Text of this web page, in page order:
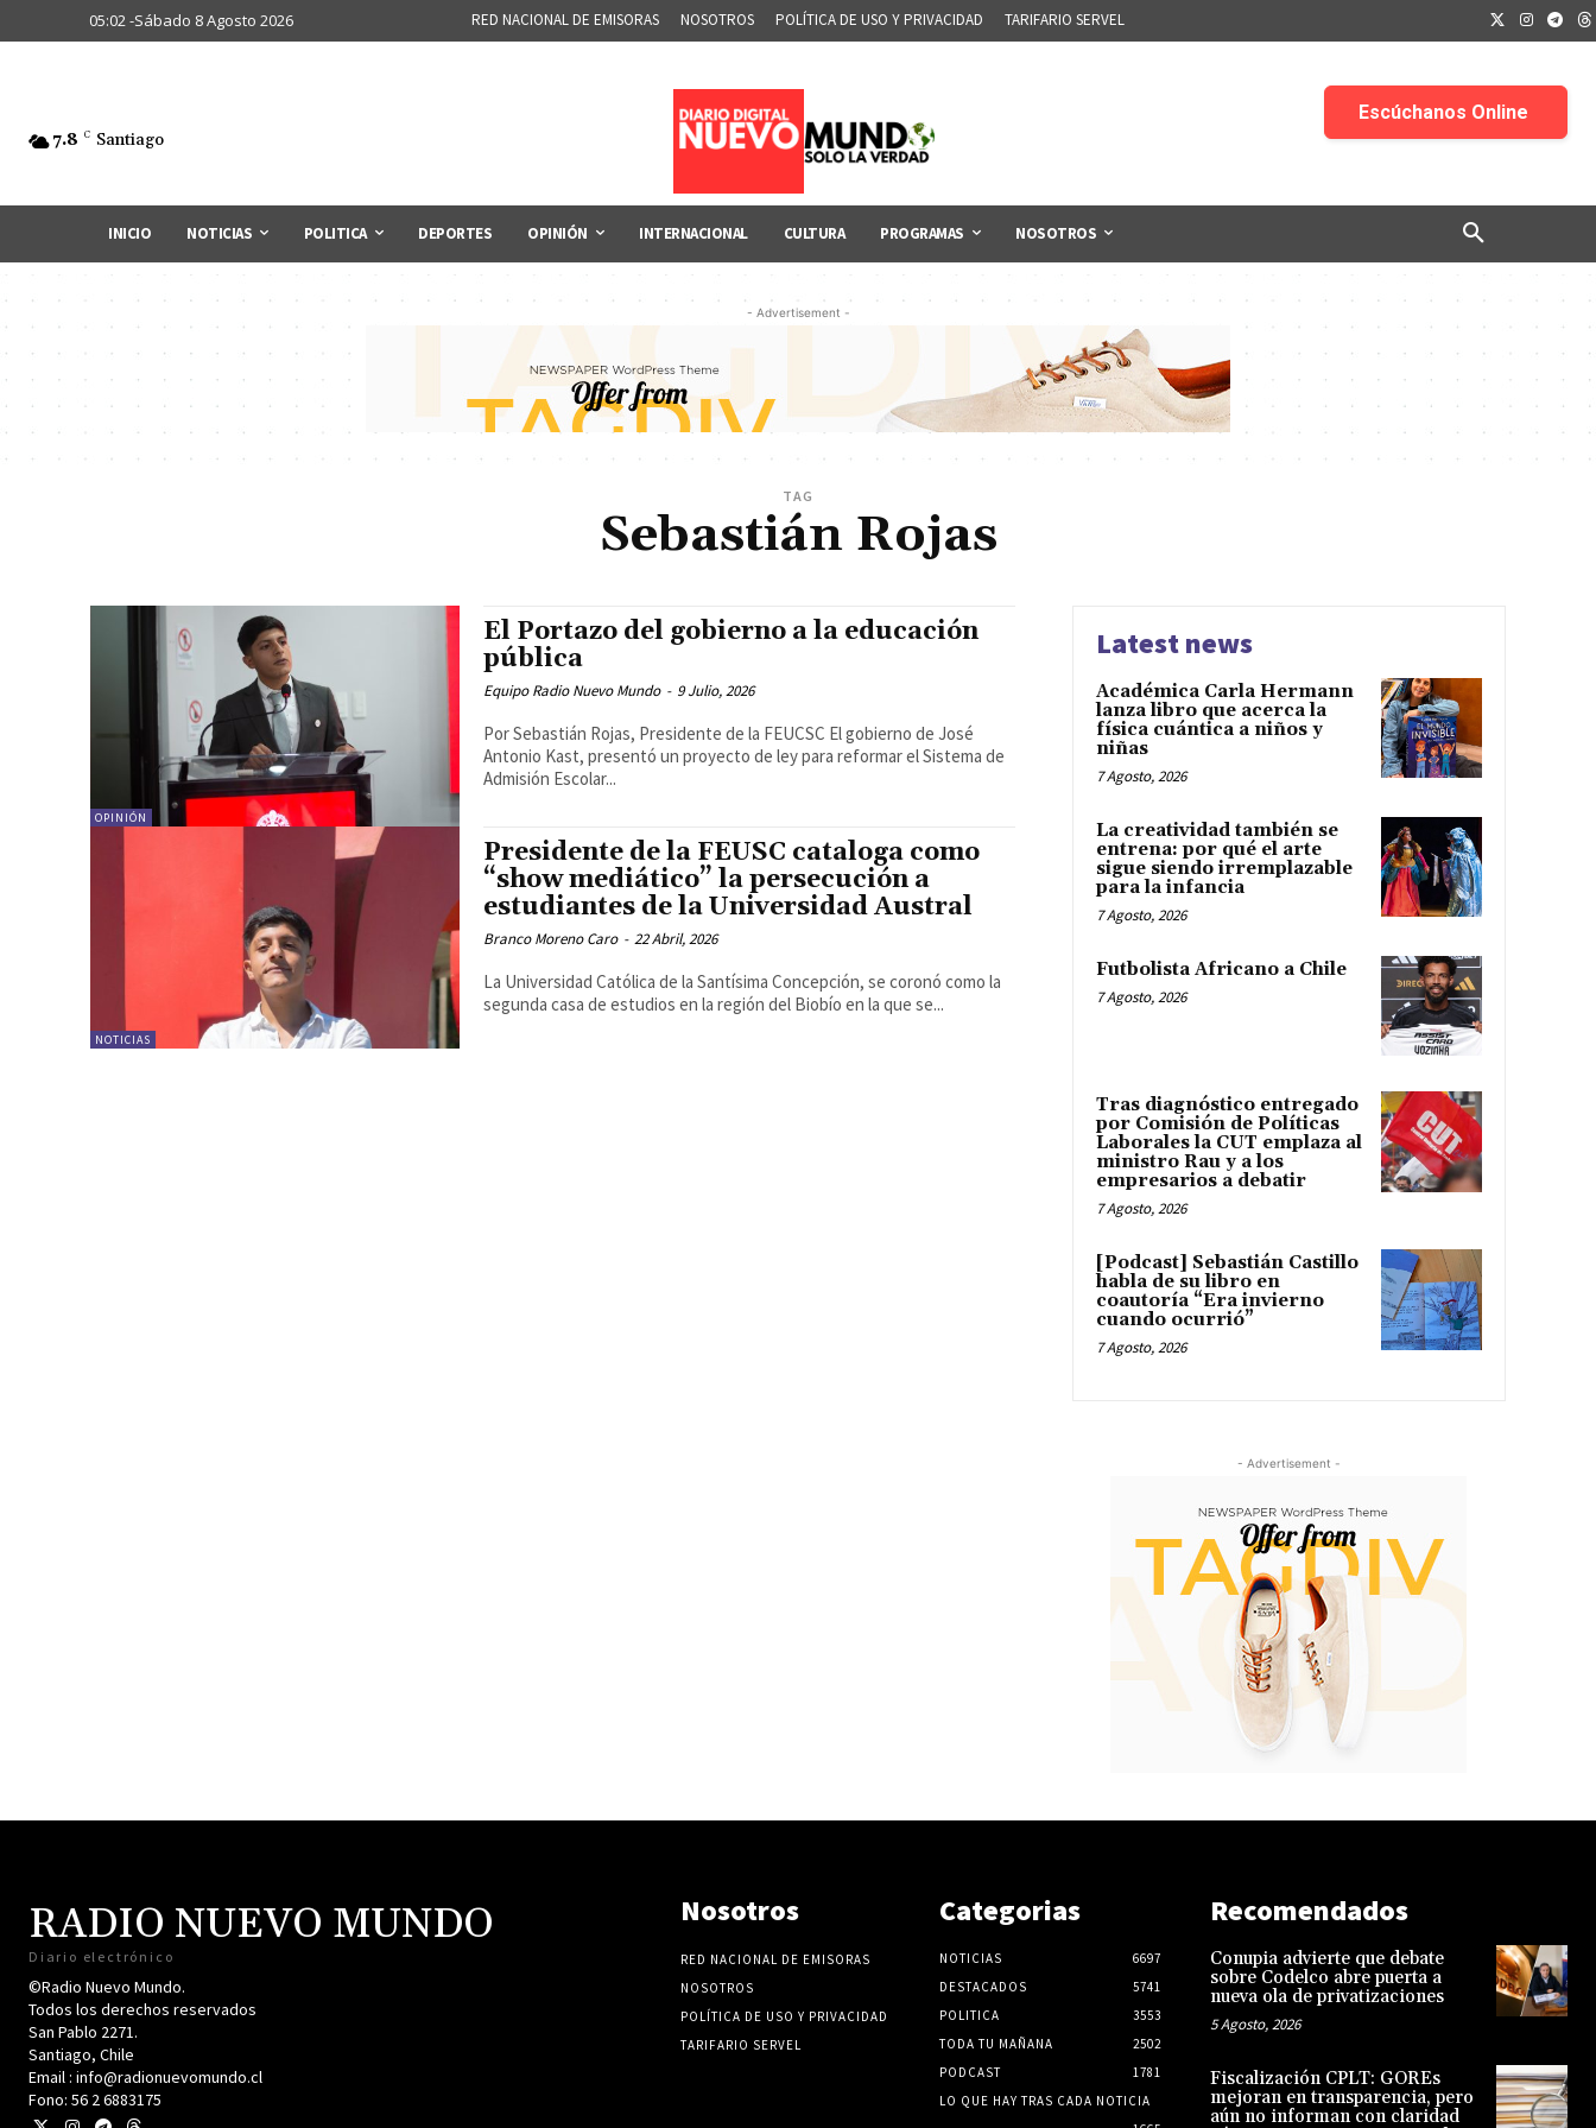
05:02 -Sábado 8 Agosto 2026 RED NACIONAL DE EMISORAS NOSOTROS POLÍTICA DE USO Y PRIVACIDAD TARIFARIO SERVEL
7.8 C Santiago
INICIO NOTICIAS POLITICA DEPORTES OPINIÓN INTERNACIONAL CULTURA PROGRAMAS NOSOTROS
- Advertisement -
TAG
Sebastián Rojas
OPINIÓN
El Portazo del gobierno a la educación
pública
Equipo Radio Nuevo Mundo - 9 Julio, 2026
Por Sebastián Rojas, Presidente de la FEUCSC El gobierno de José
Antonio Kast, presentó un proyecto de ley para reformar el Sistema de
Admisión Escolar...
NOTICIAS
Presidente de la FEUSC cataloga como
“show mediático” la persecución a
estudiantes de la Universidad Austral
Branco Moreno Caro - 22 Abril, 2026
La Universidad Católica de la Santísima Concepción, se coronó como la
segunda casa de estudios en la región del Biobío en la que se...
Latest news
Académica Carla Hermann
lanza libro que acerca la
física cuántica a niños y
niñas
7 Agosto, 2026
La creatividad también se
entrena: por qué el arte
sigue siendo irremplazable
para la infancia
7 Agosto, 2026
Futbolista Africano a Chile
7 Agosto, 2026
Tras diagnóstico entregado
por Comisión de Políticas
Laborales la CUT emplaza al
ministro Rau y a los
empresarios a debatir
7 Agosto, 2026
[Podcast] Sebastián Castillo
habla de su libro en
coautoría “Era invierno
cuando ocurrió”
7 Agosto, 2026
- Advertisement -
RADIO NUEVO MUNDO
Diario electrónico
©Radio Nuevo Mundo.
Todos los derechos reservados
San Pablo 2271.
Santiago, Chile
Email : info@radionuevomundo.cl
Fono: 56 2 6883175
Nosotros
RED NACIONAL DE EMISORAS
NOSOTROS
POLÍTICA DE USO Y PRIVACIDAD
TARIFARIO SERVEL
Categorias
NOTICIAS
6697
DESTACADOS
5741
POLITICA
3553
TODA TU MAÑANA
2502
PODCAST
1781
LO QUE HAY TRAS CADA NOTICIA
Recomendados
Conupia advierte que debate
sobre Codelco abre puerta a
nueva ola de privatizaciones
5 Agosto, 2026
Fiscalización CPLT: GOREs
mejoran en transparencia, pero
aún no informan con claridad